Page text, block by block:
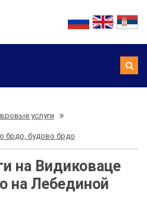
услуги
брдо, будово брдо
на Видиковаце
на Лебединой